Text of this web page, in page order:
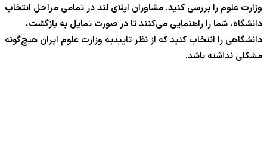
وزارت علوم را بررسی کنید. مشاوران اپلای لند در تمامی مراحل انتخاب
دانشگاه، شما را راهنمایی می‌کنند تا در صورت تمایل به بازگشت،
دانشگاهی را انتخاب کنید که از نظر تاییدیه وزارت علوم ایران هیچ‌گونه
مشکلی نداشته باشد.